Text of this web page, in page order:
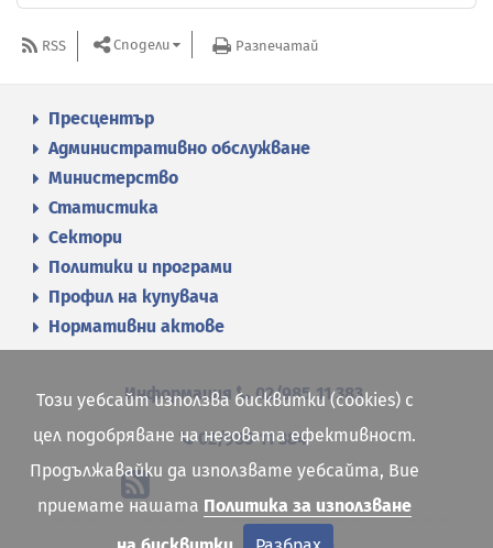
RSS Сподели Разпечатай
Пресцентър
Административно обслужване
Министерство
Статистика
Сектори
Политики и програми
Профил на купувача
Нормативни актове
Информация 02/985 11 383
02/985 11 384
Този уебсайт използва бисквитки (cookies) с
цел подобряване на неговата ефективност.
Продължавайки да използвате уебсайта, Вие
приемате нашата Политика за използване